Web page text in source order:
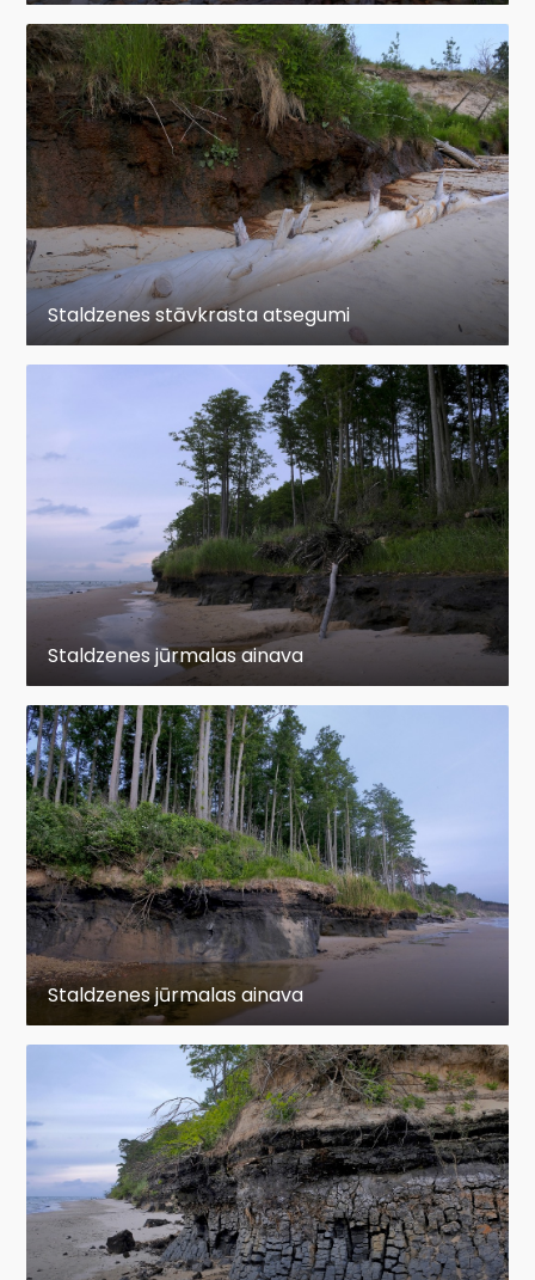
Staldzenes stāvkrasta atsegumi
Staldzenes jūrmalas ainava
Staldzenes jūrmalas ainava